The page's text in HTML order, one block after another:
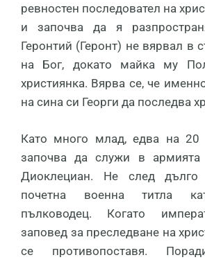
ревностен последовател на
и започва да я
Геронтий (Геронт) не вярвал в
на Бог, докато майка му
християнка. Вярва се, че
на сина си Георги да последва
Като много млад, едва на 20
започва да служи в армията
Диоклециан. Не след дълго
почетна военна титла
пълководец. Когато
заповед за преследване на
се противопоставя.